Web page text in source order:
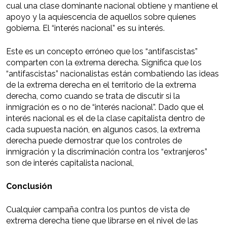
cual una clase dominante nacional obtiene y mantiene el
apoyo y la aquiescencia de aquellos sobre quienes
gobierna. El “interés nacional” es su interés.
Este es un concepto erróneo que los “antifascistas”
comparten con la extrema derecha. Significa que los
“antifascistas” nacionalistas están combatiendo las ideas
de la extrema derecha en el territorio de la extrema
derecha, como cuando se trata de discutir si la
inmigración es o no de “interés nacional”. Dado que el
interés nacional es el de la clase capitalista dentro de
cada supuesta nación, en algunos casos, la extrema
derecha puede demostrar que los controles de
inmigración y la discriminación contra los “extranjeros”
son de interés capitalista nacional,
Conclusión
Cualquier campaña contra los puntos de vista de
extrema derecha tiene que librarse en el nivel de las